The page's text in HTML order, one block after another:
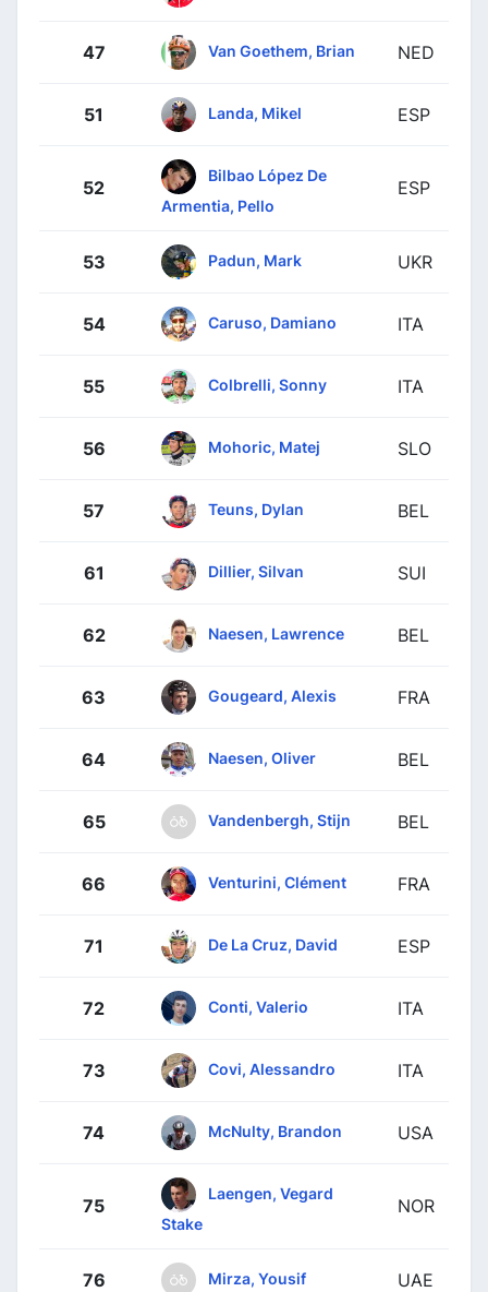
47 Van Goethem, Brian NED
51 Landa, Mikel ESP
52
Bilbao López De
Armentia, Pello
ESP
53 Padun, Mark UKR
54 Caruso, Damiano ITA
55 Colbrelli, Sonny ITA
56 Mohoric, Matej SLO
57 Teuns, Dylan BEL
61 Dillier, Silvan SUI
62 Naesen, Lawrence BEL
63 Gougeard, Alexis FRA
64 Naesen, Oliver BEL
65 Vandenbergh, Stijn BEL
66 Venturini, Clément FRA
71 De La Cruz, David ESP
72 Conti, Valerio ITA
73 Covi, Alessandro ITA
74 McNulty, Brandon USA
75
Laengen, Vegard
Stake
NOR
76 Mirza, Yousif UAE